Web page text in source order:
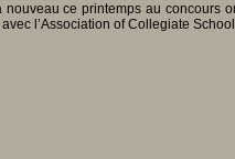
ce printemps au concours
l’Association of Collegiate